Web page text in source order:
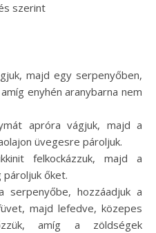
szerint
majd egy serpenyőben,
enyhén aranybarna nem
apróra vágjuk, majd a
üvegesre pároljuk.
felkockázzuk, majd a
pároljuk őket.
serpenyőbe, hozzáadjuk a
majd lefedve, közepes
amíg a zöldségek